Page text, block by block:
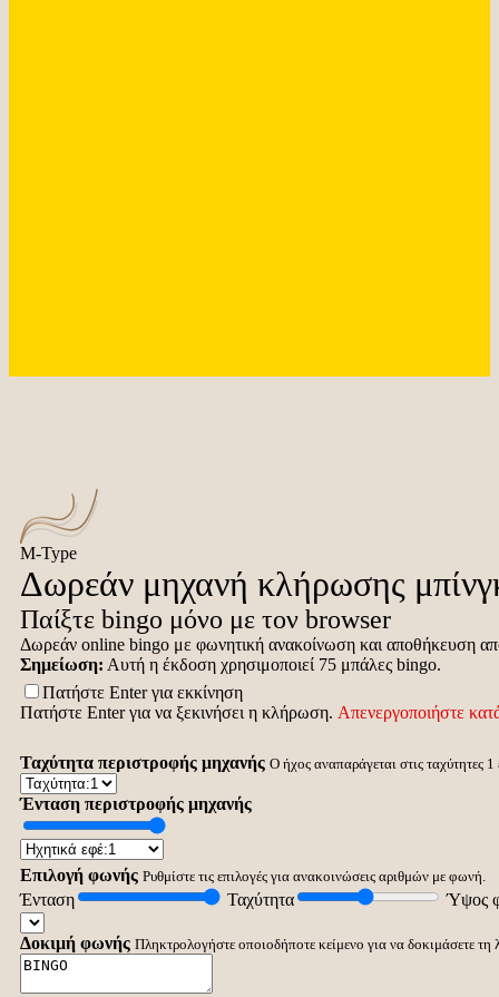
M-Type
Δωρεάν μηχανή κλήρωσης
Παίξτε bingo μόνο με τον browser
Δωρεάν online bingo με φωνητική ανακοίνωση και αποθήκευση
Σημείωση: Αυτή η έκδοση χρησιμοποιεί 75 μπάλες bingo.
Πατήστε Enter για εκκίνηση
Πατήστε Enter για να ξεκινήσει η κλήρωση. Απενεργοποιήστε
Ταχύτητα περιστροφής μηχανής Ο ήχος αναπαράγεται στις ταχύτητες
Ένταση περιστροφής μηχανής
Επιλογή φωνής Ρυθμίστε τις επιλογές για ανακοινώσεις αριθμών με φωνή.
Ένταση Ταχύτητα Ύψος
Δοκιμή φωνής Πληκτρολογήστε οποιοδήποτε κείμενο για να δοκιμάσετε